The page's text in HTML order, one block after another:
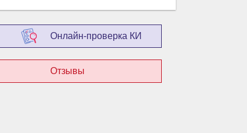
Онлайн-проверка КИ
Отзывы